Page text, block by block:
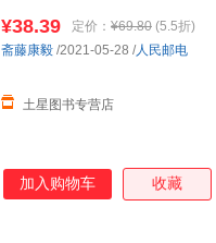
¥38.39 定价： ¥69.80 (5.5折)
土星图书专营店
斋藤康毅 /2021-05-28 /人民邮电
加入购物车 收藏